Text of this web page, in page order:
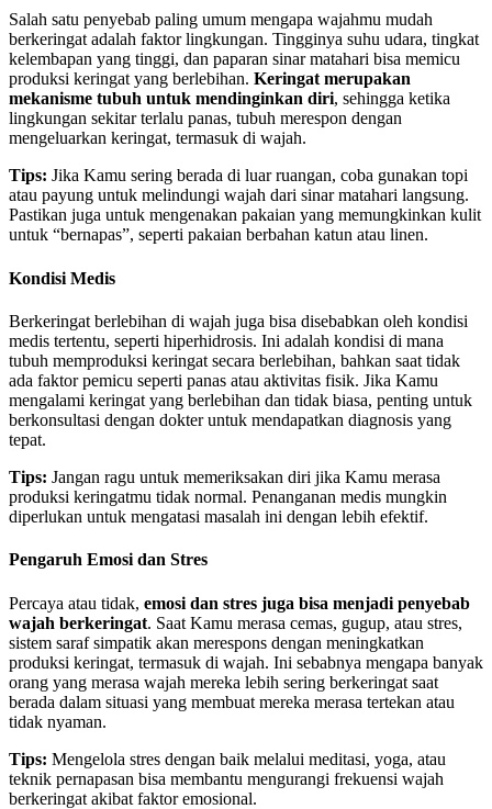
Salah satu penyebab paling umum mengapa wajahmu mudah
berkeringat adalah faktor lingkungan. Tingginya suhu udara, tingkat
kelembapan yang tinggi, dan paparan sinar matahari bisa memicu
produksi keringat yang berlebihan. Keringat merupakan
mekanisme tubuh untuk mendinginkan diri, sehingga ketika
lingkungan sekitar terlalu panas, tubuh merespon dengan
mengeluarkan keringat, termasuk di wajah.
Tips: Jika Kamu sering berada di luar ruangan, coba gunakan topi
atau payung untuk melindungi wajah dari sinar matahari langsung.
Pastikan juga untuk mengenakan pakaian yang memungkinkan kulit
untuk “bernapas”, seperti pakaian berbahan katun atau linen.
Kondisi Medis
Berkeringat berlebihan di wajah juga bisa disebabkan oleh kondisi
medis tertentu, seperti hiperhidrosis. Ini adalah kondisi di mana
tubuh memproduksi keringat secara berlebihan, bahkan saat tidak
ada faktor pemicu seperti panas atau aktivitas fisik. Jika Kamu
mengalami keringat yang berlebihan dan tidak biasa, penting untuk
berkonsultasi dengan dokter untuk mendapatkan diagnosis yang
tepat.
Tips: Jangan ragu untuk memeriksakan diri jika Kamu merasa
produksi keringatmu tidak normal. Penanganan medis mungkin
diperlukan untuk mengatasi masalah ini dengan lebih efektif.
Pengaruh Emosi dan Stres
Percaya atau tidak, emosi dan stres juga bisa menjadi penyebab
wajah berkeringat. Saat Kamu merasa cemas, gugup, atau stres,
sistem saraf simpatik akan merespons dengan meningkatkan
produksi keringat, termasuk di wajah. Ini sebabnya mengapa banyak
orang yang merasa wajah mereka lebih sering berkeringat saat
berada dalam situasi yang membuat mereka merasa tertekan atau
tidak nyaman.
Tips: Mengelola stres dengan baik melalui meditasi, yoga, atau
teknik pernapasan bisa membantu mengurangi frekuensi wajah
berkeringat akibat faktor emosional.